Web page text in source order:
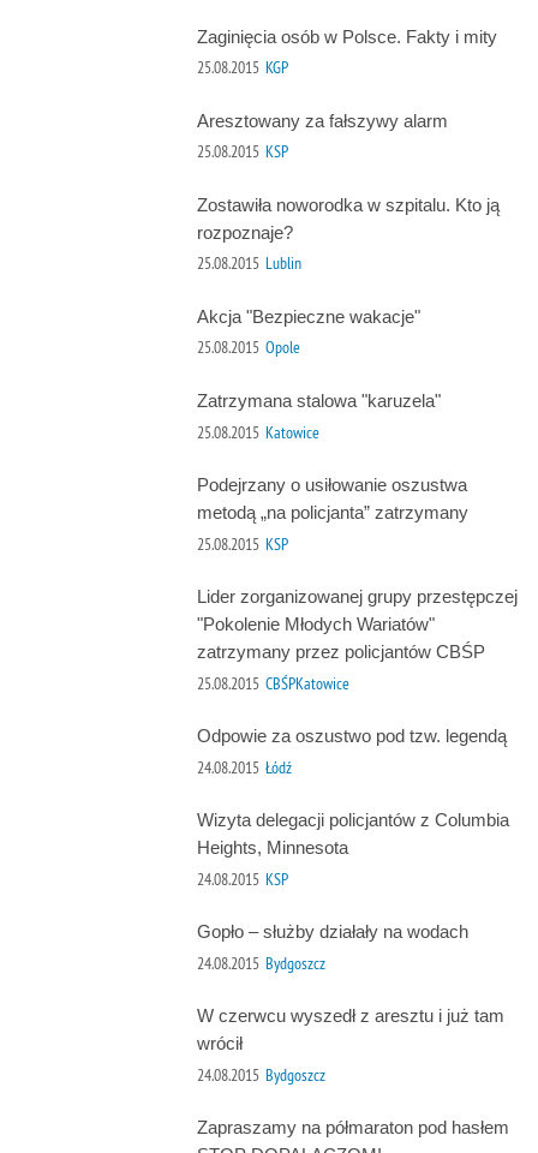
Zaginięcia osób w Polsce. Fakty i mity
25.08.2015 KGP
Aresztowany za fałszywy alarm
25.08.2015 KSP
Zostawiła noworodka w szpitalu. Kto ją
rozpoznaje?
25.08.2015 Lublin
Akcja "Bezpieczne wakacje"
25.08.2015 Opole
Zatrzymana stalowa "karuzela"
25.08.2015 Katowice
Podejrzany o usiłowanie oszustwa
metodą „na policjanta” zatrzymany
25.08.2015 KSP
Lider zorganizowanej grupy przestępczej
"Pokolenie Młodych Wariatów"
zatrzymany przez policjantów CBŚP
25.08.2015 CBŚPKatowice
Odpowie za oszustwo pod tzw. legendą
24.08.2015 Łódź
Wizyta delegacji policjantów z Columbia
Heights, Minnesota
24.08.2015 KSP
Gopło – służby działały na wodach
24.08.2015 Bydgoszcz
W czerwcu wyszedł z aresztu i już tam
wrócił
24.08.2015 Bydgoszcz
Zapraszamy na półmaraton pod hasłem